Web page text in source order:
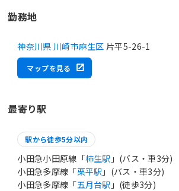
勤務地
神奈川県 川崎市麻生区 片平5-26-1
マップを見る
最寄り駅
駅から徒歩5分以内
小田急小田原線「柿生駅 」(バス・車3分)
小田急多摩線「栗平駅 」(バス・車3分)
小田急多摩線「五月台駅 」(徒歩3分)